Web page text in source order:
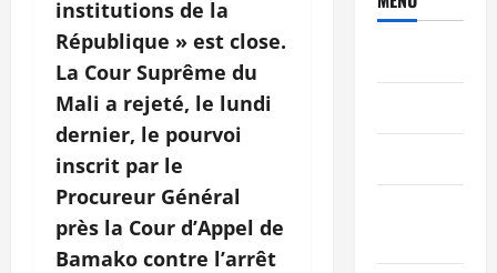
institutions de la
République » est close.
La Cour Suprême du
Mali a rejeté, le lundi
dernier, le pourvoi
inscrit par le
Procureur Général
près la Cour d’Appel de
Bamako contre l’arrêt